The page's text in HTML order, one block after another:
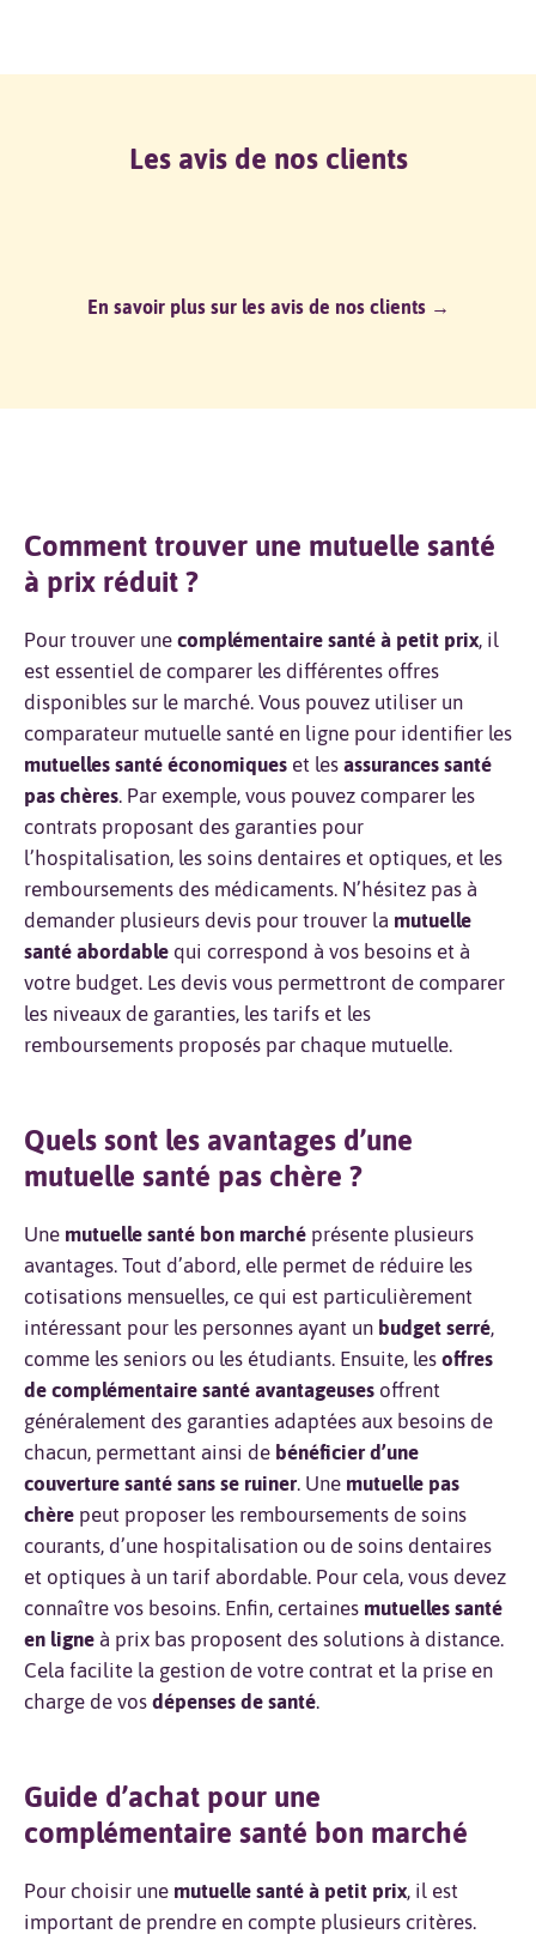
Les avis de nos clients
En savoir plus sur les avis de nos clients →
Comment trouver une mutuelle santé
à prix réduit ?
Pour trouver une complémentaire santé à petit prix, il
est essentiel de comparer les différentes offres
disponibles sur le marché. Vous pouvez utiliser un
comparateur mutuelle santé en ligne pour identifier les
mutuelles santé économiques et les assurances santé
pas chères. Par exemple, vous pouvez comparer les
contrats proposant des garanties pour
l’hospitalisation, les soins dentaires et optiques, et les
remboursements des médicaments. N’hésitez pas à
demander plusieurs devis pour trouver la mutuelle
santé abordable qui correspond à vos besoins et à
votre budget. Les devis vous permettront de comparer
les niveaux de garanties, les tarifs et les
remboursements proposés par chaque mutuelle.
Quels sont les avantages d’une
mutuelle santé pas chère ?
Une mutuelle santé bon marché présente plusieurs
avantages. Tout d’abord, elle permet de réduire les
cotisations mensuelles, ce qui est particulièrement
intéressant pour les personnes ayant un budget serré,
comme les seniors ou les étudiants. Ensuite, les offres
de complémentaire santé avantageuses offrent
généralement des garanties adaptées aux besoins de
chacun, permettant ainsi de bénéficier d’une
couverture santé sans se ruiner. Une mutuelle pas
chère peut proposer les remboursements de soins
courants, d’une hospitalisation ou de soins dentaires
et optiques à un tarif abordable. Pour cela, vous devez
connaître vos besoins. Enfin, certaines mutuelles santé
en ligne à prix bas proposent des solutions à distance.
Cela facilite la gestion de votre contrat et la prise en
charge de vos dépenses de santé.
Guide d’achat pour une
complémentaire santé bon marché
Pour choisir une mutuelle santé à petit prix, il est
important de prendre en compte plusieurs critères.